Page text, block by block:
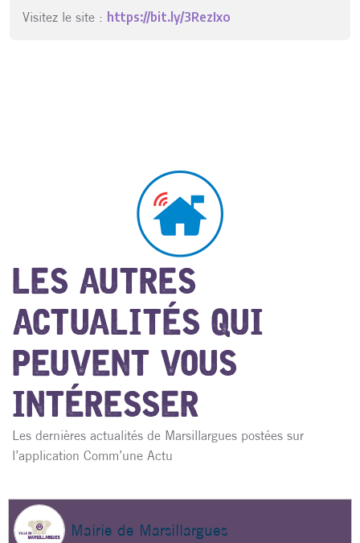
Visitez le site : https://bit.ly/3RezIxo
LES AUTRES
ACTUALITÉS QUI
PEUVENT VOUS
INTÉRESSER
Les dernières actualités de Marsillargues postées sur
l’application Comm’une Actu
Mairie de Marsillargues